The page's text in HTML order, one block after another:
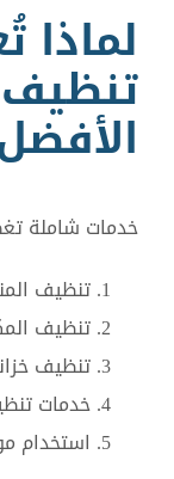
لماذا
خدمات شاملة
تنظيف
تنظيف
تنظيف
خدمات
استخدام